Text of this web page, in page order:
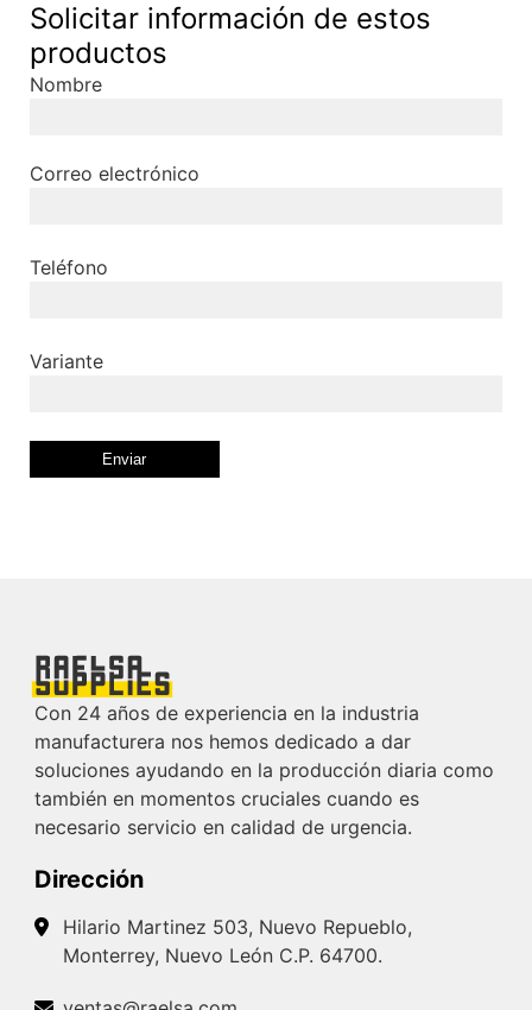
Solicitar información de estos
productos
Nombre
Correo electrónico
Teléfono
Variante
Con 24 años de experiencia en la industria
manufacturera nos hemos dedicado a dar
soluciones ayudando en la producción diaria como
también en momentos cruciales cuando es
necesario servicio en calidad de urgencia.
Dirección
Hilario Martinez 503, Nuevo Repueblo,
Monterrey, Nuevo León C.P. 64700.